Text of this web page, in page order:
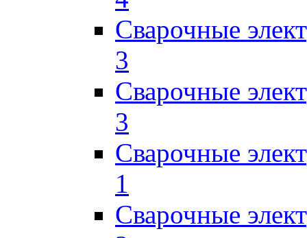
Сварочные
3
Сварочные
3
Сварочные
1
Сварочные